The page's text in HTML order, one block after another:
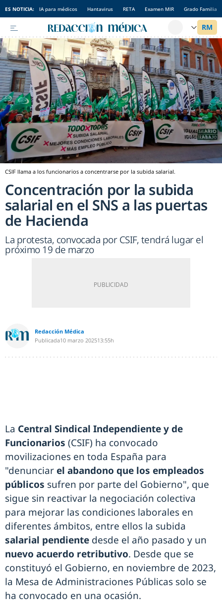
ES NOTICIA: IA para médicos Hantavirus RETA Examen MIR Grado Familia
CSIF llama a los funcionarios a concentrarse por la subida salarial.
Concentración por la subida
salarial en el SNS a las puertas
de Hacienda
La protesta, convocada por CSIF, tendrá lugar el
próximo 19 de marzo
Redacción Médica
Publicada10 marzo 202513:55h
La Central Sindical Independiente y de
Funcionarios (CSIF) ha convocado
movilizaciones en toda España para
"denunciar el abandono que los empleados
públicos sufren por parte del Gobierno", que
sigue sin reactivar la negociación colectiva
para mejorar las condiciones laborales en
diferentes ámbitos, entre ellos la subida
salarial pendiente desde el año pasado y un
nuevo acuerdo retributivo. Desde que se
constituyó el Gobierno, en noviembre de 2023,
la Mesa de Administraciones Públicas solo se
ha convocado en una ocasión.